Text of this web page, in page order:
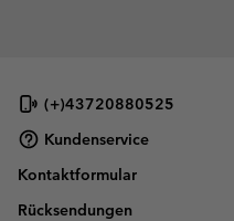
(+)43720880525
Kundenservice
Kontaktformular
Rücksendungen